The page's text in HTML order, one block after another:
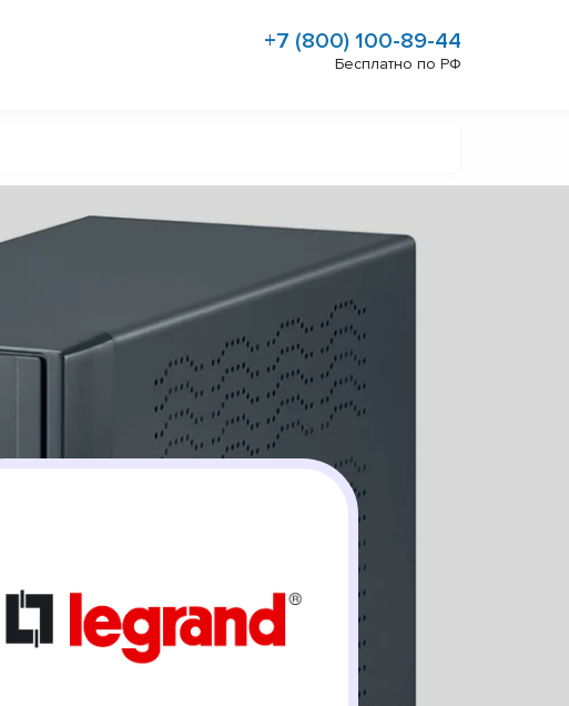
+7 (800) 100-89-44
Бесплатно по РФ